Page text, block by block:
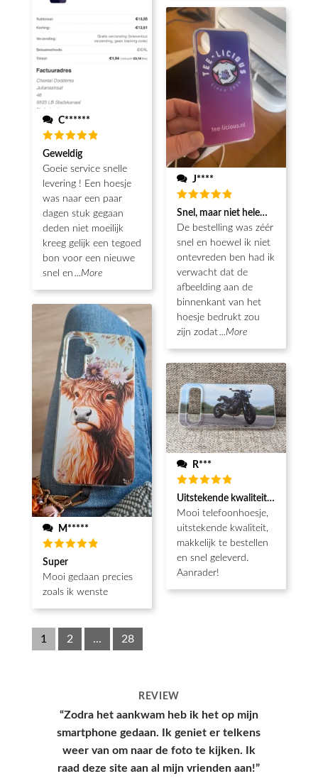
C******
Waardering
5uit 5
Geweldig
Goeie service snelle
levering ! Een hoesje
was naar een paar
dagen stuk gegaan
deden niet moeilijk
kreeg gelijk een tegoed
bon voor een nieuwe
snel en ...More
M*****
Waardering
5 uit 5
Super
Mooi gedaan precies
zoals ik wenste
J****
Waardering
5uit 5
Snel, maar niet helemaal als
De bestelling was zéér
snel en hoewel ik niet
ontevreden ben had ik
verwacht dat de
afbeelding aan de
binnenkant van het
hoesje bedrukt zou
zijn zodat ...More
R***
Waardering
5uit 5
Uitstekende kwaliteit, snel
Mooi telefoonhoesje,
uitstekende kwaliteit,
makkelijk te bestellen
en snel geleverd.
Aanrader!
1 2 ... 28
REVIEW
“Hoesje kwam snel aan en had een leuke
verpakking, hele goede kwaliteit en
mooie print.”
Yana, Den Haag